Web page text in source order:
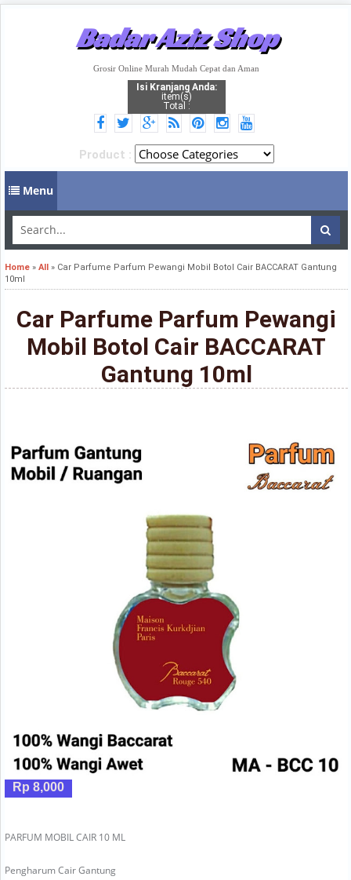
Badar Aziz Shop
Grosir Online Murah Mudah Cepat dan Aman
Isi Kranjang Anda:
item(s)
Total :
Product :
Menu
Home » All » Car Parfume Parfum Pewangi Mobil Botol Cair BACCARAT Gantung
10ml
Car Parfume Parfum Pewangi
Mobil Botol Cair BACCARAT
Gantung 10ml
Rp 8,000
PARFUM MOBIL CAIR 10 ML
Pengharum Cair Gantung